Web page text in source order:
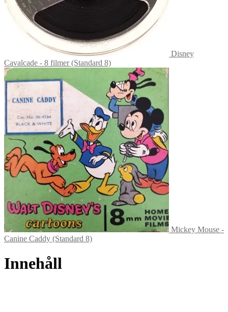
Disney
Cavalcade - 8 filmer (Standard 8)
Mickey Mouse -
Canine Caddy (Standard 8)
Innehåll